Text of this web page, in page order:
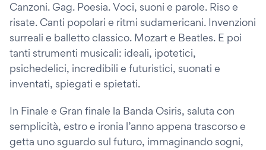
Canzoni. Gag. Poesia. Voci, suoni e parole. Riso e
risate. Canti popolari e ritmi sudamericani. Invenzioni
surreali e balletto classico. Mozart e Beatles. E poi
tanti strumenti musicali: ideali, ipotetici,
psichedelici, incredibili e futuristici, suonati e
inventati, spiegati e spietati.
In Finale e Gran finale la Banda Osiris, saluta con
semplicità, estro e ironia l’anno appena trascorso e
getta uno sguardo sul futuro, immaginando sogni,